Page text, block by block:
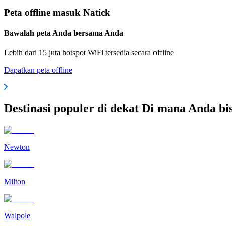
Peta offline masuk Natick
Bawalah peta Anda bersama Anda
Lebih dari 15 juta hotspot WiFi tersedia secara offline
Dapatkan peta offline
Destinasi populer di dekat Di mana Anda
Newton
Milton
Walpole